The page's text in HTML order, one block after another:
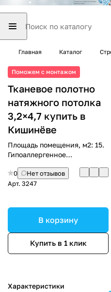
Главная Каталог
Поможем с монтажом
Тканевое полотно
натяжного потолка
3,2×4,7 купить в
Кишинёве
Площадь помещения, м2: 15.
Гипоаллергенное
0
Нет отзывов
Арт. 3247
В корзину
Купить в 1 клик
Характеристики